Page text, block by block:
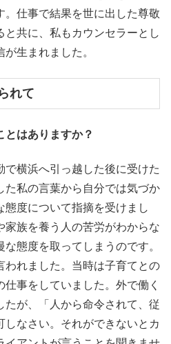
。仕事で結果を世に出した尊敬
共に、私もカウンセラーとし
生まれました。
れて
はありますか？
で横浜へ引っ越した後に受けた
た私の言葉から自分では気づか
態度について指摘を受けまし
家族を養う人の苦労がわからな
態度を取ってしまうのです。
われました。当時は子育てとの
事をしていました。外で働く
たが、「人から命令されて、従
しなさい。それができないとカ